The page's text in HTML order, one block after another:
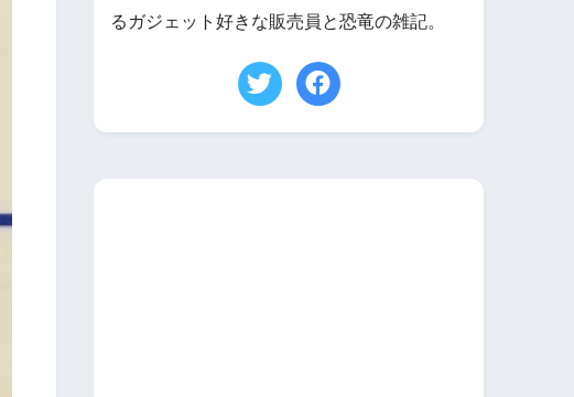
るガジェット好きな販売員と恐竜の雑記。